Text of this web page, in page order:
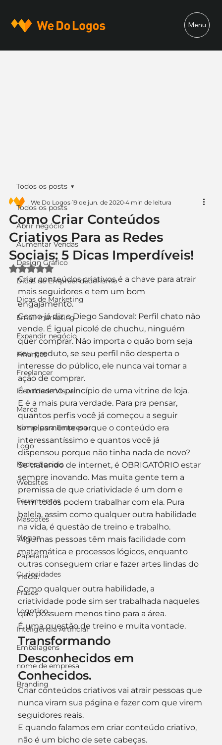
Menu
Todos os posts
Abrir negócio
Aumentar Vendas
Design Gráfico
Dicas de Empreendedorismo
Dicas de Marketing
Email marketing
Expandir negócio
Finanças
Freelancer
Identidade Visual
Marca
Nome para Empresa
Logo
Redes Sociais
Websites
Ferramentas
Mascotes
Slogan
Papelaria
Curiosidades
Frases
Logotipo
Inteligência Artificial
Embalagens
nome de empresa
Branding
Todos os posts
Como Criar Conteúdos
Criativos Para as Redes
Sociais: 5 Dicas Imperdíveis!
We Do Logos 19 de jun. de 2020 4 min de leitura
Avaliado com NaN de 5 estrelas.
Criar conteúdos criativos é a chave para atrair
mais seguidores e tem um bom
engajamento.
Como já diz o Diego Sandoval: Perfil chato não
vende. É igual picolé de chuchu, ninguém
quer comprar. Não importa o quão bom seja
seu produto, se seu perfil não desperta o
interesse do público, ele nunca vai tomar a
ação de comprar.
É o mesmo princípio de uma vitrine de loja.
E é a mais pura verdade. Para pra pensar,
quantos perfis você já começou a seguir
simplesmente porque o conteúdo era
interessantíssimo e quantos você já
dispensou porque não tinha nada de novo?
Se tratando de internet, é OBRIGATÓRIO estar
sempre inovando. Mas muita gente tem a
premissa de que criatividade é um dom e
nem todos podem trabalhar com ela. Pura
balela, assim como qualquer outra habilidade
na vida, é questão de treino e trabalho.
Algumas pessoas têm mais facilidade com
matemática e processos lógicos, enquanto
outras conseguem criar e fazer artes lindas do
nada.
Como qualquer outra habilidade, a
criatividade pode sim ser trabalhada naqueles
que possuem menos tino para a área.
É uma questão de treino e muita vontade.
Transformando
Desconhecidos em
Conhecidos.
Criar conteúdos criativos vai atrair pessoas que
nunca viram sua página e fazer com que virem
seguidores reais.
E quando falamos em criar conteúdo criativo,
não é um bicho de sete cabeças.